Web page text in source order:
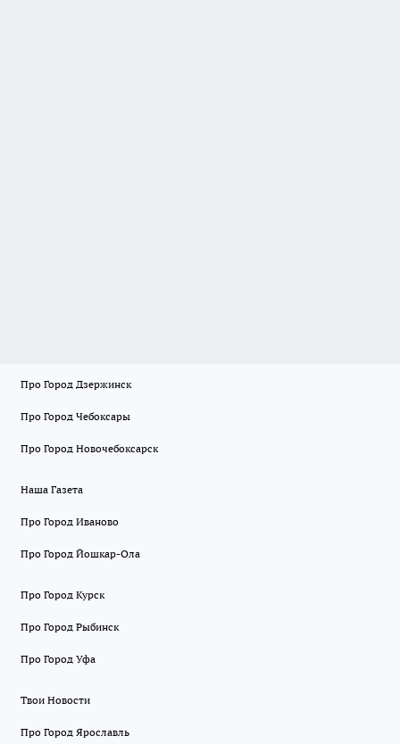
Про Город Дзержинск
Про Город Чебоксары
Про Город Новочебоксарск
Наша Газета
Про Город Иваново
Про Город Йошкар-Ола
Про Город Курск
Про Город Рыбинск
Про Город Уфа
Твои Новости
Про Город Ярославль